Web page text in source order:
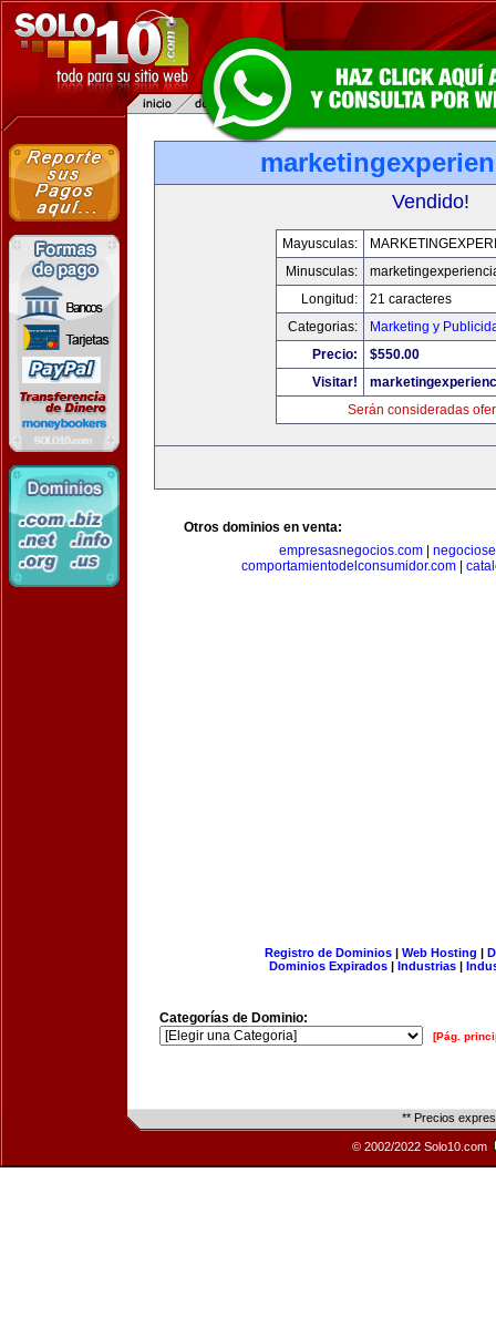
Vendido!
Mayusculas:
Minusculas:
Longitud:
21 caracteres
Categorias:
Marketing y
Precio:
$550.00
Visitar!
Serán consideradas
Otros dominios en venta:
empresasnegocios.com|
comportamientodelconsumidor.com|
Registro de Dominios| Web Hosting |
Dominios Expirados | Industrias |
Categorías de Dominio:
[Pág.
** Precios
© 2002/2022 Solo10.com